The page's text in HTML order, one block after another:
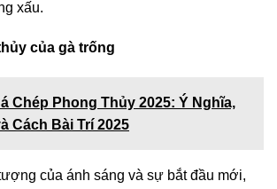
xấu.
của gà trống
Chép Phong Thủy 2025: Ý Nghĩa,
Cách Bài Trí 2025
của ánh sáng và sự bắt đầu mới,